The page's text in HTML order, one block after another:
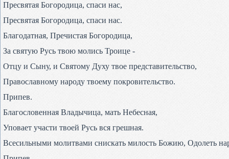
Пресвятая Богородица, спаси нас,
Пресвятая Богородица, спаси нас.
Благодатная, Пречистая Богородица,
За святую Русь твою молись Троице -
Отцу и Сыну, и Святому Духу твое представительство,
Православному народу твоему покровительство.
Припев.
Благословенная Владычица, мать Небесная,
Уповает участи твоей Русь вся грешная.
Всесильными молитвами снискать милость Божию, Одолеть